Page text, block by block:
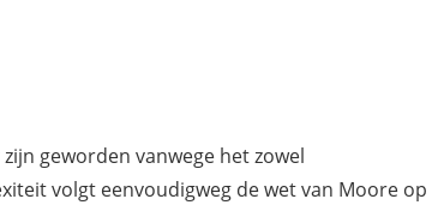
geworden vanwege het zowel
volgt eenvoudigweg de wet van Moore op